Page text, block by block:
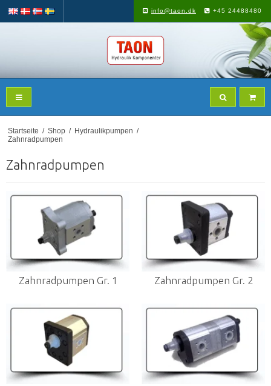
info@taon.dk +45 24488480
Startseite / Shop / Hydraulikpumpen /
Zahnradpumpen
Zahnradpumpen
Zahnradpumpen Gr. 1 Zahnradpumpen Gr. 2